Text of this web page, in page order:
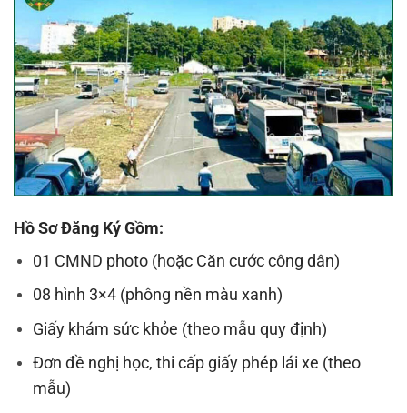
Hồ Sơ Đăng Ký Gồm:
01 CMND photo (hoặc Căn cước công dân)
08 hình 3×4 (phông nền màu xanh)
Giấy khám sức khỏe (theo mẫu quy định)
Đơn đề nghị học, thi cấp giấy phép lái xe (theo
mẫu)